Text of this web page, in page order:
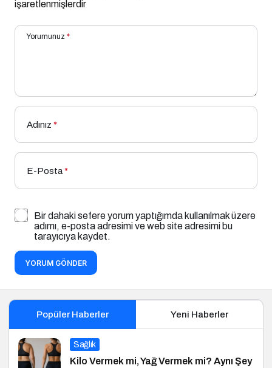
işaretlenmişlerdir
Yorumunuz *
Adınız *
E-Posta*
Bir dahaki sefere yorum yaptığımda kullanılmak üzere
adımı, e-posta adresimi ve web site adresimi bu
tarayıcıya kaydet.
YORUM GÖNDER
Popüler Haberler Yeni Haberler
Sağlık
Kilo Vermek mi, Yağ Vermek mi? Aynı Şey